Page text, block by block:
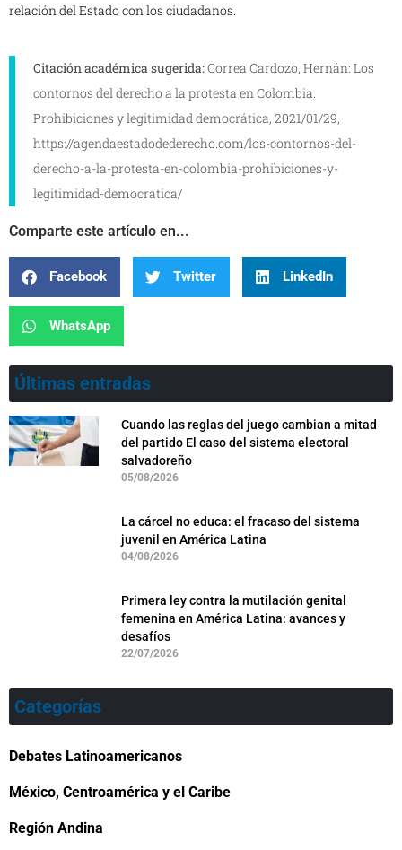
relación del Estado con los ciudadanos.
Citación académica sugerida:Correa Cardozo, Hernán: Los
contornos del derecho a la protesta en Colombia.
Prohibiciones y legitimidad democrática, 2021/01/29,
https://agendaestadodederecho.com/los-contornos-del-
derecho-a-la-protesta-en-colombia-prohibiciones-y-
legitimidad-democratica/
Comparte este artículo en...
Facebook Twitter LinkedIn
WhatsApp
Últimas entradas
Cuando las reglas del juego cambian a mitad
del partido El caso del sistema electoral
salvadoreño
05/08/2026
La cárcel no educa: el fracaso del sistema
juvenil en América Latina
04/08/2026
Primera ley contra la mutilación genital
femenina en América Latina: avances y
desafíos
22/07/2026
Categorías
Debates Latinoamericanos
México, Centroamérica y el Caribe
Región Andina